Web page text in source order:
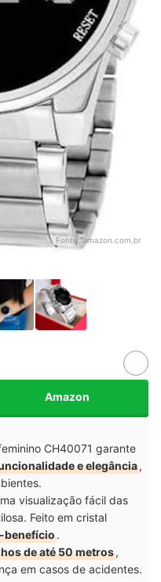
Fonte:amazon.com.br
Amazon
CH40071 garante
e elegância,
visualização fácil das
Feito em cristal
benefício.
de até 50 metros,
em casos de acidentes.